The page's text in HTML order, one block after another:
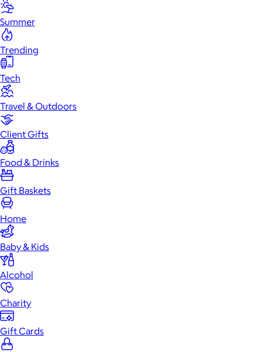
Summer
Trending
Tech
Travel & Outdoors
Client Gifts
Food & Drinks
Gift Baskets
Home
Baby & Kids
Alcohol
Charity
Gift Cards